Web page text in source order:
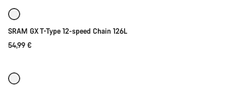
SRAM GX T-Type 12-speed Chain 126L
54,99 €